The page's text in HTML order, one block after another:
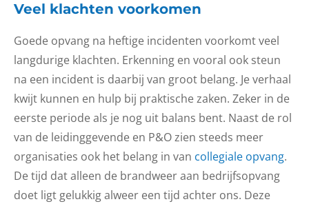
Veel klachten voorkomen
Goede opvang na heftige incidenten voorkomt veel
langdurige klachten. Erkenning en vooral ook steun
na een incident is daarbij van groot belang. Je verhaal
kwijt kunnen en hulp bij praktische zaken. Zeker in de
eerste periode als je nog uit balans bent. Naast de rol
van de leidinggevende en P&O zien steeds meer
organisaties ook het belang in van collegiale opvang.
De tijd dat alleen de brandweer aan bedrijfsopvang
doet ligt gelukkig alweer een tijd achter ons. Deze